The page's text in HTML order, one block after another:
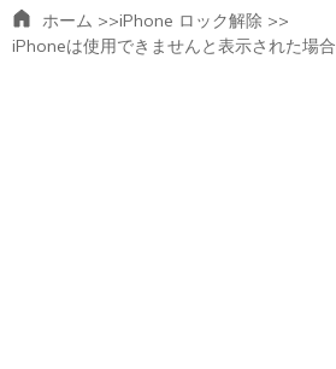
ホーム >>iPhone ロック解除 >>
iPhoneは使用できませんと表示された場